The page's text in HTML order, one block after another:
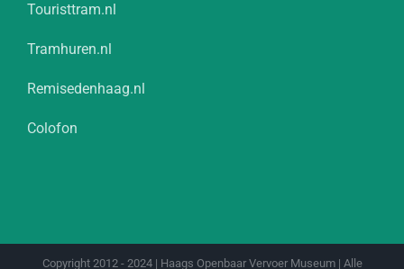
Touristtram.nl
Tramhuren.nl
Remisedenhaag.nl
Colofon
Copyright 2012 - 2024 | Haags Openbaar Vervoer Museum | Alle